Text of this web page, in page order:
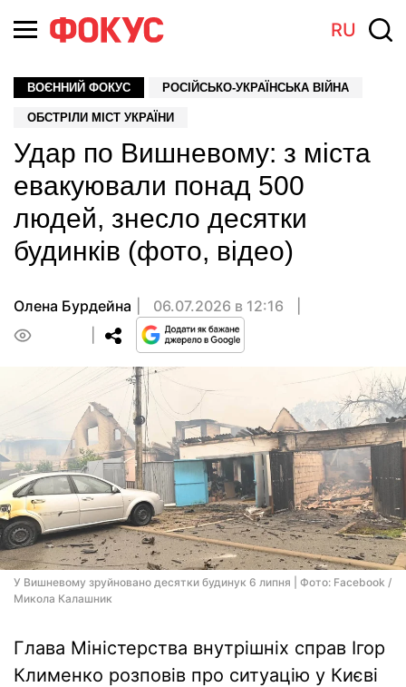
RU
ВОЄННИЙ ФОКУС РОСІЙСЬКО-УКРАЇНСЬКА ВІЙНА
ОБСТРІЛИ МІСТ УКРАЇНИ
Удар по Вишневому: з міста
евакуювали понад 500
людей, знесло десятки
будинків (фото, відео)
Олена Бурдейна
06.07.2026 в 12:16
У Вишневому зруйновано десятки будинук 6 липня | Фото: Facebook /
Микола Калашник
Глава Міністерства внутрішніх справ Ігор
Клименко розповів про ситуацію у Києві